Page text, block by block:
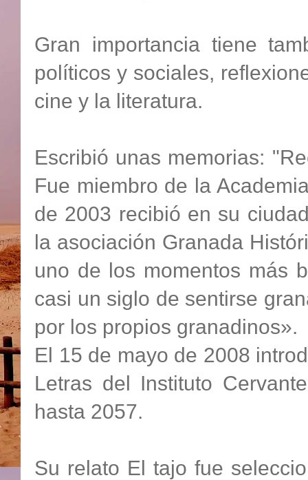
Gran importancia tiene
políticos y sociales,
cine y la literatura.
Escribió unas memorias:
Fue miembro de la
de 2003 recibió en su
la asociación Granada
uno de los momentos más
casi un siglo de sentirse
por los propios granadinos».
El 15 de mayo de 2008
Letras del Instituto
hasta 2057.
Su relato El tajo fue